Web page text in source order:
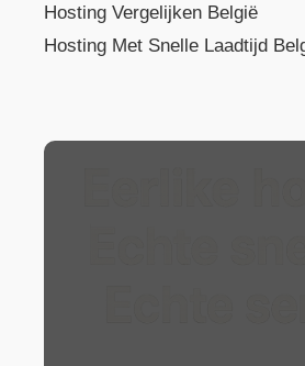
Hosting Vergelijken België
Hosting Met Snelle Laadtijd